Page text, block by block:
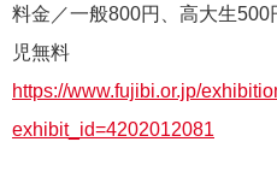
料金／一般800円、高大生
児無料
https://www.fujibi.or.jp/
exhibit_id=4202012081